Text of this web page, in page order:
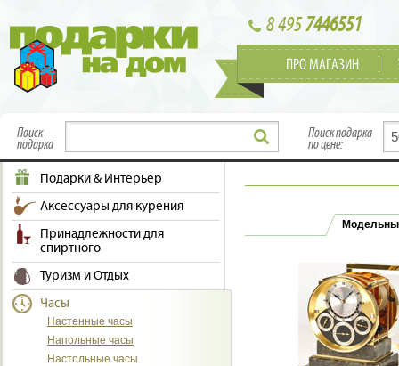
8 4957446551
ПРО МАГАЗИН
Поиск
подарка
Поиск подарка
по цене:
Подарки & Интерьер
Аксессуары для курения
Принадлежности для
спиртного
Туризм и Отдых
Часы
Настенные часы
Напольные часы
Настольные часы